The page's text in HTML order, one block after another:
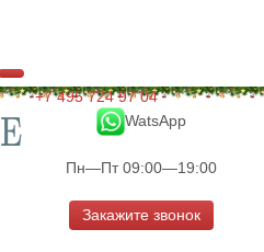
+7 495 724 97 04
WatsApp
Пн—Пт 09:00—19:00
Закажите звонок